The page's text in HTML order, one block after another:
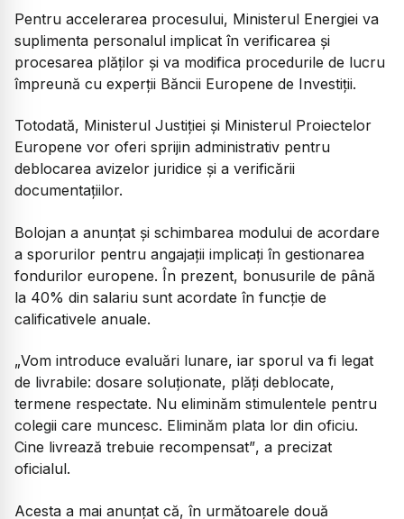
Pentru accelerarea procesului, Ministerul Energiei va
suplimenta personalul implicat în verificarea și
procesarea plăților și va modifica procedurile de lucru
împreună cu experții Băncii Europene de Investiții.
Totodată, Ministerul Justiției și Ministerul Proiectelor
Europene vor oferi sprijin administrativ pentru
deblocarea avizelor juridice și a verificării
documentațiilor.
Bolojan a anunțat și schimbarea modului de acordare
a sporurilor pentru angajații implicați în gestionarea
fondurilor europene. În prezent, bonusurile de până
la 40% din salariu sunt acordate în funcție de
calificativele anuale.
„Vom introduce evaluări lunare, iar sporul va fi legat
de livrabile: dosare soluționate, plăți deblocate,
termene respectate. Nu eliminăm stimulentele pentru
colegii care muncesc. Eliminăm plata lor din oficiu.
Cine livrează trebuie recompensat”, a precizat
oficialul.
Acesta a mai anunțat că, în următoarele două